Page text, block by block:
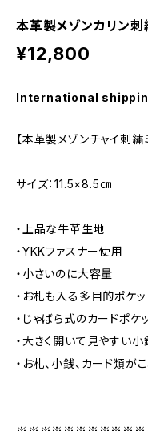
本革製メゾンカリン刺
¥12,800
International
【本革製メゾンチャイ刺繍
サイズ：11.5×8.5㎝
・上品な牛革生地
・YKKファスナー使用
・小さいのに大容量
・お札も入る多目的ポケッ
・じゃばら式のカードポケッ
・大きく開いて見やすい
・お札、小銭、カード類が